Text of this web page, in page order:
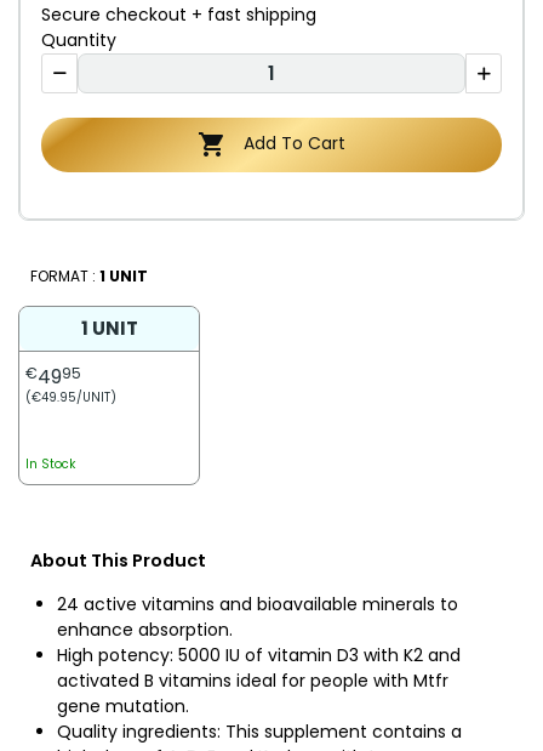
Secure checkout + fast shipping
Quantity
 Add To Cart
FORMAT : 1 UNIT
1 UNIT
€4995
(€49.95/UNIT)
In Stock
About This Product
24 active vitamins and bioavailable minerals to
enhance absorption.
High potency: 5000 IU of vitamin D3 with K2 and
activated B vitamins ideal for people with Mtfr
gene mutation.
Quality ingredients: This supplement contains a